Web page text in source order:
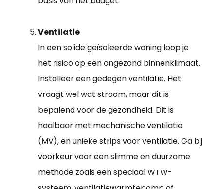
Ventilatie
In een solide geïsoleerde woning loop je
het risico op een ongezond binnenklimaat.
Installeer een gedegen ventilatie. Het
vraagt wel wat stroom, maar dit is
bepalend voor de gezondheid. Dit is
haalbaar met mechanische ventilatie
(MV), en unieke strips voor ventilatie. Ga bij
voorkeur voor een slimme en duurzame
methode zoals een speciaal WTW-